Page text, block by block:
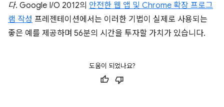
다. Google I/O 2012의 안전한 웹 앱 및 Chrome 확장 프로그
램 작성 프레젠테이션에서는 이러한 기법이 실제로 사용되는
좋은 예를 제공하며 56분의 시간을 투자할 가치가 있습니다.
도움이 되었나요?